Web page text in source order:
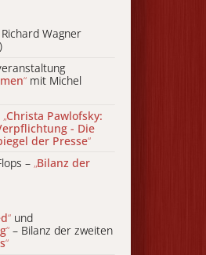
Richard Wagner
“ mit Michel
„Christa Pawlofsky:
- Die
der Presse“
– „Bilanz der
“ und
“ – Bilanz der zweiten
“